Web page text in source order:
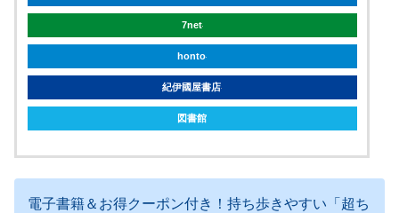
7net
honto
紀伊國屋書店
図書館
電子書籍＆お得クーポン付き！持ち歩きやすい「超ち